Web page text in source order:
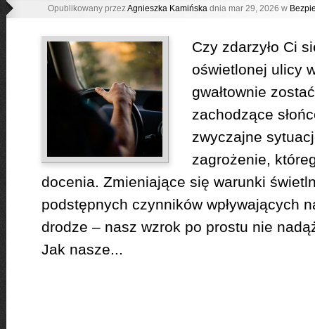
Opublikowany przezAgnieszka Kamińskadnia mar 29, 2026 w
Czy zdarzyło Ci
oświetlonej ulicy
gwałtownie
zachodzące
zwyczajne
zagrożenie,
docenia. Zmieniające się warunki
podstępnych czynników wpływających
drodze – nasz wzrok po prostu nie
Jak nasze...